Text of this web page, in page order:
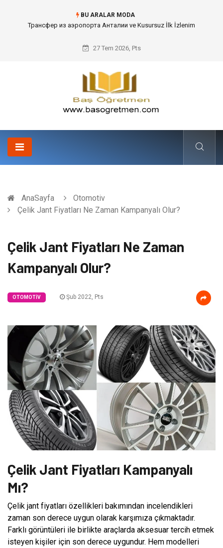
BU ARALAR MODA
Kafes Sandık ve Peyzaj Mimarisinde Dev Bitkilerin Transferi
27 Tem 2026, Pts
AnaSayfa
Otomotiv
Çelik Jant Fiyatları Ne Zaman Kampanyalı Olur?
Çelik Jant Fiyatları Ne Zaman
Kampanyalı Olur?
OTOMOTIV Şub 2022, Pts
Çelik Jant Fiyatları Kampanyalı
Mı?
Çelik jant fiyatları özellikleri bakımından incelendikleri
zaman son derece uygun olarak karşımıza çıkmaktadır.
Farklı görüntüleri ile birlikte araçlarda aksesuar tercih etmek
isteyen kişiler için son derece uygundur. Hem modelleri